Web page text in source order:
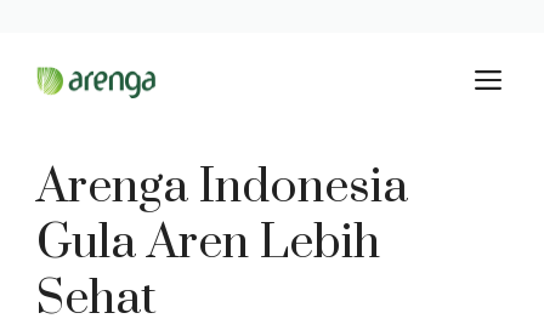
Arenga Indonesia
Gula Aren Lebih
Sehat